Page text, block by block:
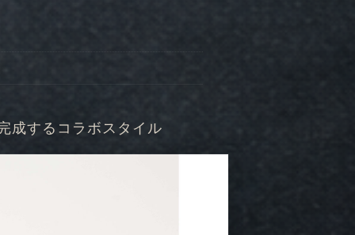
成するコラボスタイル